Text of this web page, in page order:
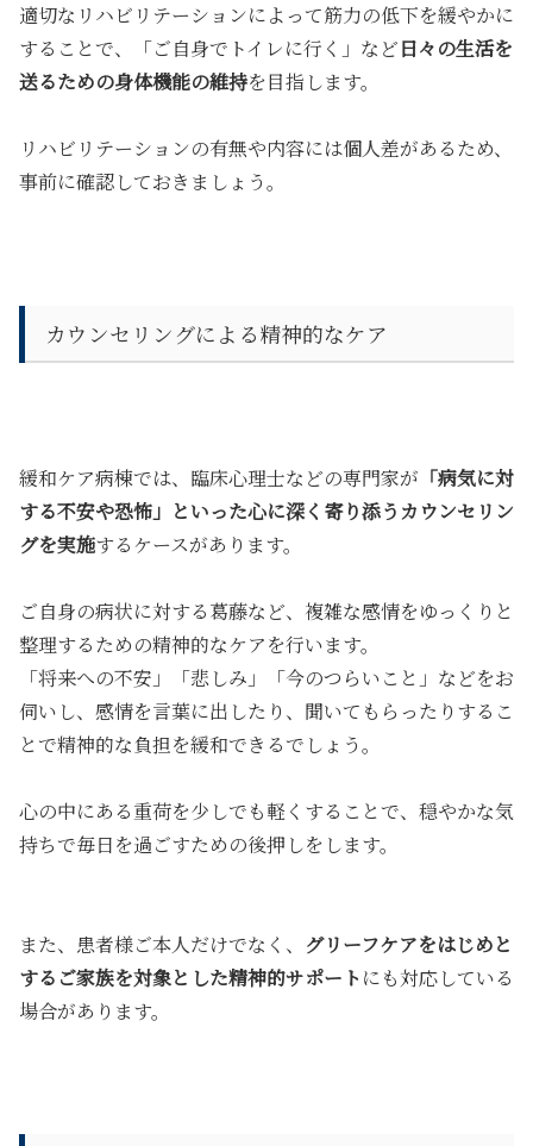
適切なリハビリテーションによって筋力の低下を緩やかに
することで、「ご自身でトイレに行く」など日々の生活を
送るための身体機能の維持を目指します。
リハビリテーションの有無や内容には個人差があるため、
事前に確認しておきましょう。
カウンセリングによる精神的なケア
緩和ケア病棟では、臨床心理士などの専門家が 「病気に対
する不安や恐怖」といった心に深く寄り添うカウンセリン
グを実施するケースがあります。
ご自身の病状に対する葛藤など、複雑な感情をゆっくりと
整理するための精神的なケアを行います。
「将来への不安」「悲しみ」「今のつらいこと」などをお
伺いし、感情を言葉に出したり、聞いてもらったりするこ
とで精神的な負担を緩和できるでしょう。
心の中にある重荷を少しでも軽くすることで、穏やかな気
持ちで毎日を過ごすための後押しをします。
また、患者様ご本人だけでなく、 グリーフケアをはじめと
するご家族を対象とした精神的サポート にも対応している
場合があります。